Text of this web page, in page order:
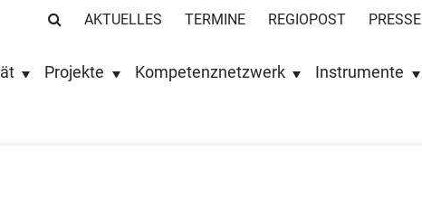
AKTUELLES TERMINE REGIOPOST PRESSE
Projekte Kompetenznetzwerk Instrumente